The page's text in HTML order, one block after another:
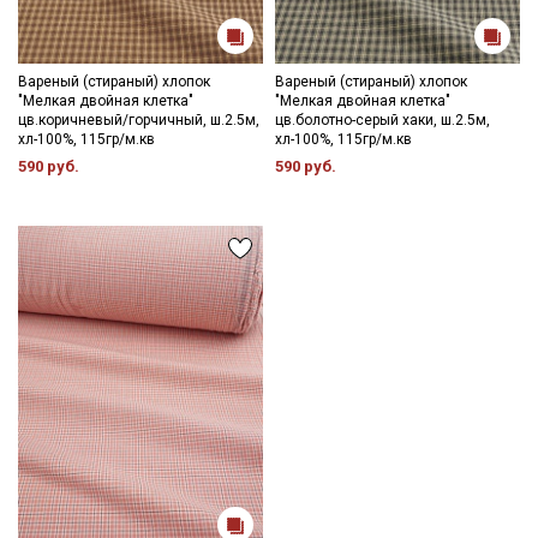
Уход:
- стирка до 30-40C;
- противопоказано употребление отбеливателей;
- сушить в расправленном, подвешенном состоянии (не
пересушивать).
Цветопередача может отличаться от оригинального цвета
ткани в зависимости от настроек вашего монитора и в
Вареный (стираный) хлопок
"Мелкая двойная клетка"
цв.коричневый/горчичный, ш.2.5м,
хл-100%, 115гр/м.кв
590 руб.
Вареный (стираный) хлопок
"Мелкая двойная клетка"
цв.болотно-серый хаки, ш.2.5м,
хл-100%, 115гр/м.кв
590 руб.